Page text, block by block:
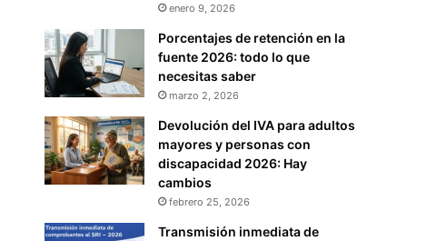
enero 9, 2026
Porcentajes de retención en la
fuente 2026: todo lo que
necesitas saber
marzo 2, 2026
Devolución del IVA para adultos
mayores y personas con
discapacidad 2026: Hay
cambios
febrero 25, 2026
Transmisión inmediata de